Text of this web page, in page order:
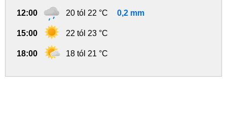
12:00 20 tól 22 °C 0,2 mm
15:00 22 tól 23 °C
18:00 18 tól 21 °C